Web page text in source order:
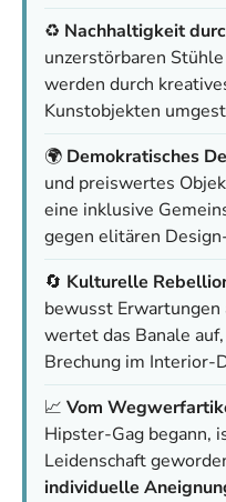
♻️ Nachhaltigkeit
unzerstörbaren
werden durch
Kunstobjekten
🌍 Demokratisches
und preiswertes
eine inklusive
gegen elitären
🔄 Kulturelle
bewusst Erwartungen
wertet das Banale
Brechung im Interior-
📈 Vom
Hipster-Gag begann,
Leidenschaft
individuelle